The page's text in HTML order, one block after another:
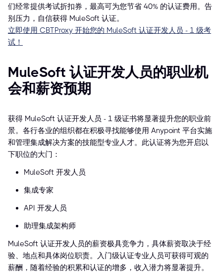
们经常提供考试折扣券，最高可为您节省 40% 的认证费用。告
别压力，自信获得 MuleSoft 认证。
立即使用 CBTProxy 开始您的 MuleSoft 认证开发人员 - 1 级考
试！
MuleSoft 认证开发人员的职业机
会和薪资预期
获得 MuleSoft 认证开发人员 - 1 级证书将显著提升您的职业前
景。各行各业的组织都在积极寻找能够使用 Anypoint 平台实施
和管理集成解决方案的技能型专业人才。此认证将为您开启以
下职位的大门：
MuleSoft 开发人员
集成专家
API 开发人员
助理集成架构师
MuleSoft 认证开发人员的薪资极具竞争力，具体薪资取决于经
验、地点和具体岗位职责。入门级认证专业人员可获得可观的
薪酬，随着经验的积累和认证的增多，收入潜力将显著提升。